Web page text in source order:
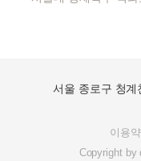
서울 종로구 청계
이용
Copyright by